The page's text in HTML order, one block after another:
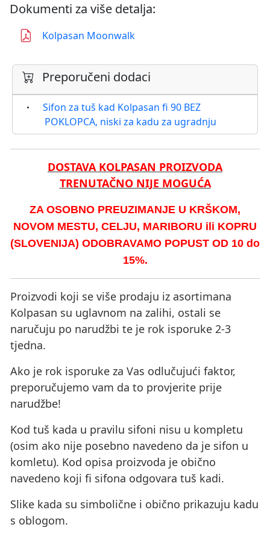
Dokumenti za više detalja:
Kolpasan Moonwalk
Preporučeni dodaci
Sifon za tuš kad Kolpasan fi 90 BEZ
POKLOPCA, niski za kadu za ugradnju
DOSTAVA KOLPASAN PROIZVODA
TRENUTAČNO NIJE MOGUĆA
ZA OSOBNO PREUZIMANJE U KRŠKOM,
NOVOM MESTU, CELJU, MARIBORU ili KOPRU
(SLOVENIJA) ODOBRAVAMO POPUST OD 10 do
15%.
Proizvodi koji se više prodaju iz asortimana
Kolpasan su uglavnom na zalihi, ostali se
naručuju po narudžbi te je rok isporuke 2-3
tjedna.
Ako je rok isporuke za Vas odlučujući faktor,
preporučujemo vam da to provjerite prije
narudžbe!
Kod tuš kada u pravilu sifoni nisu u kompletu
(osim ako nije posebno navedeno da je sifon u
komletu). Kod opisa proizvoda je obično
navedeno koji fi sifona odgovara tuš kadi.
Slike kada su simbolične i obično prikazuju kadu
s oblogom.